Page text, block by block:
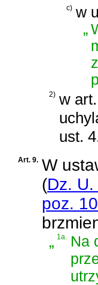
c) w
„
2) w
ust.
Art. 9. W
(Dz.
poz.
„1a. Na